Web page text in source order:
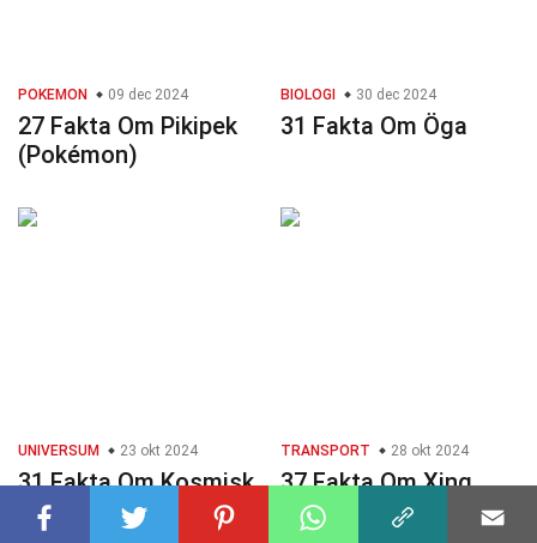
POKEMON 09 dec 2024
27 Fakta Om Pikipek
(Pokémon)
BIOLOGI 30 dec 2024
31 Fakta Om Öga
UNIVERSUM 23 okt 2024
31 Fakta Om Kosmisk
Epok
TRANSPORT 28 okt 2024
37 Fakta Om Xing
Mobility Miss R